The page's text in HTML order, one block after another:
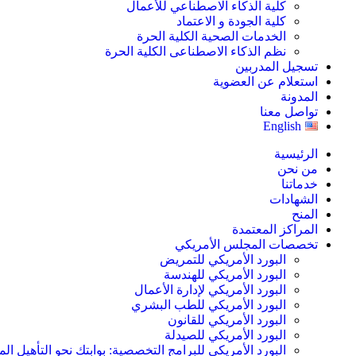
كلية الذكاء الاصطناعي للأعمال
كلية الجودة و الاعتماد
الخدمات الصحية الكلية الحرة
نظم الذكاء الاصطناعى الكلية الحرة
تسجيل المدربين
استعلام عن العضوية
المدونة
تواصل معنا
English
الرئيسية
من نحن
خدماتنا
الشهادات
المنح
المراكز المعتمدة
تخصصات المجلس الأمريكي
البورد الأمريكي للتمريض
البورد الأمريكي للهندسة
البورد الأمريكي لإدارة الأعمال
البورد الأمريكي للطب البشري
البورد الأمريكي للقانون
البورد الأمريكي للصيدلة
البورد الأمريكي للبرامج التخصصية: بوابتك نحو التأهيل